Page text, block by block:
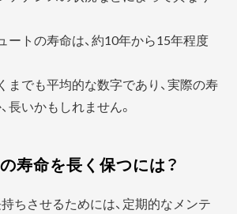
ートの寿命は、約10年から15年程度
までも平均的な数字であり、実際の寿
長いかもしれません。
寿命を長く保つには？
ちさせるためには、定期的なメンテ